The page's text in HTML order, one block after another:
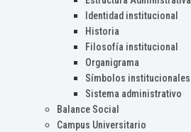
Identidad institucional
Historia
Filosofía institucional
Organigrama
Símbolos institucionales
Sistema administrativo
Balance Social
Campus Universitario